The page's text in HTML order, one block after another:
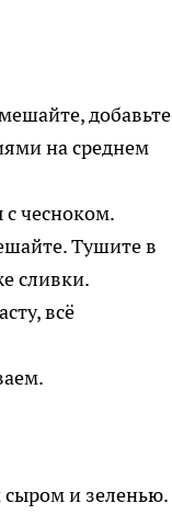
добавьте
на среднем
Тушите в
всё
и зеленью.